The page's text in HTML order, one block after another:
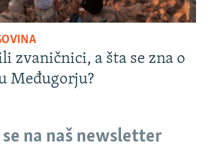
zvaničnici, a šta se zna o
Međugorju?
na naš newsletter